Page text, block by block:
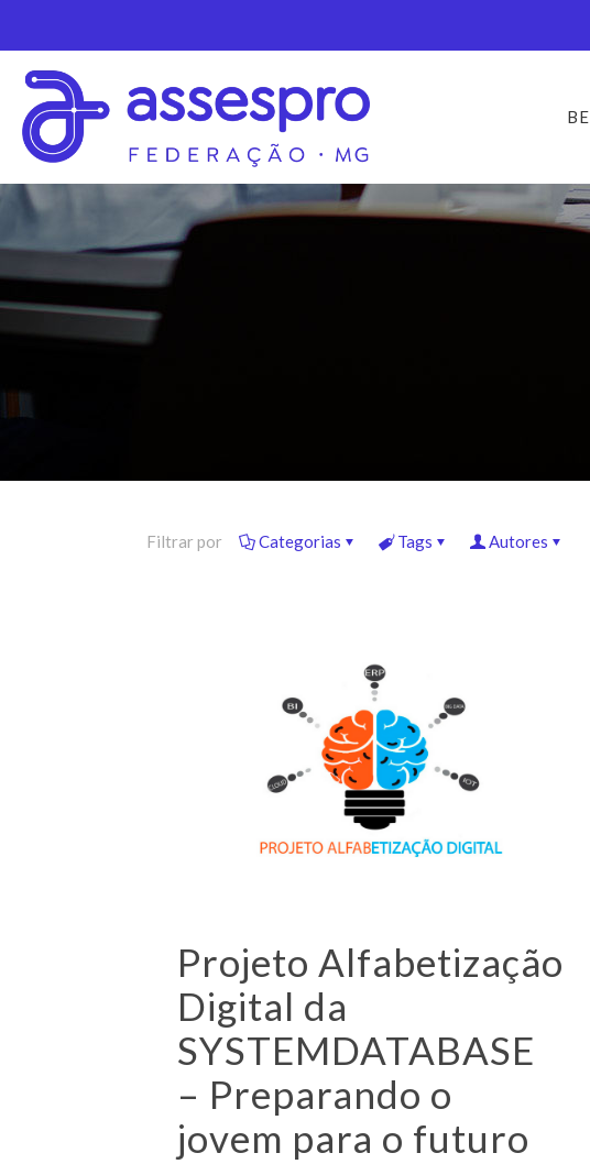
Filtrar por Categorias Tags Autores
Projeto Alfabetização
Digital da
SYSTEMDATABASE
– Preparando o
jovem para o futuro